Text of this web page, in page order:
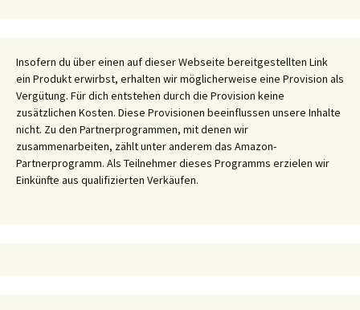
Insofern du über einen auf dieser Webseite bereitgestellten Link
ein Produkt erwirbst, erhalten wir möglicherweise eine Provision als
Vergütung. Für dich entstehen durch die Provision keine
zusätzlichen Kosten. Diese Provisionen beeinflussen unsere Inhalte
nicht. Zu den Partnerprogrammen, mit denen wir
zusammenarbeiten, zählt unter anderem das Amazon-
Partnerprogramm. Als Teilnehmer dieses Programms erzielen wir
Einkünfte aus qualifizierten Verkäufen.